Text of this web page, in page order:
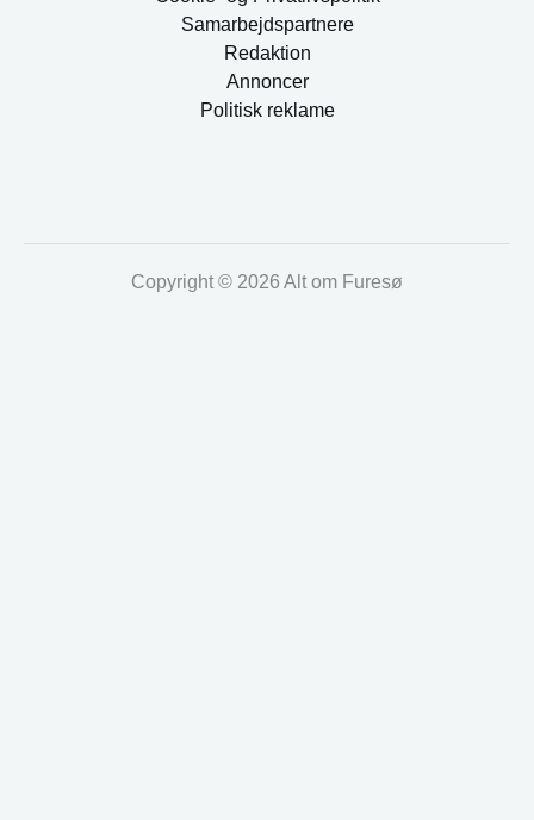
Samarbejdspartnere
Redaktion
Annoncer
Politisk reklame
Copyright © 2026 Alt om Furesø